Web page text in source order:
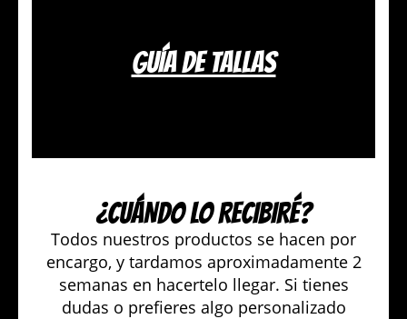
GUÍA DE TALLAS
¿CUÁNDO LO RECIBIRÉ?
Todos nuestros productos se hacen por
encargo, y tardamos aproximadamente 2
semanas en hacertelo llegar. Si tienes
dudas o prefieres algo personalizado